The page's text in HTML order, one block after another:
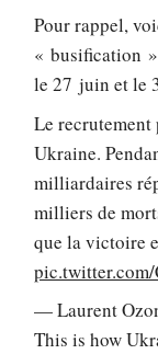
Pour rappel,
« busification »
le 27 juin et le
Le
Ukraine.
milliardaires
milliers de
que la victoire
— Laurent
This is how